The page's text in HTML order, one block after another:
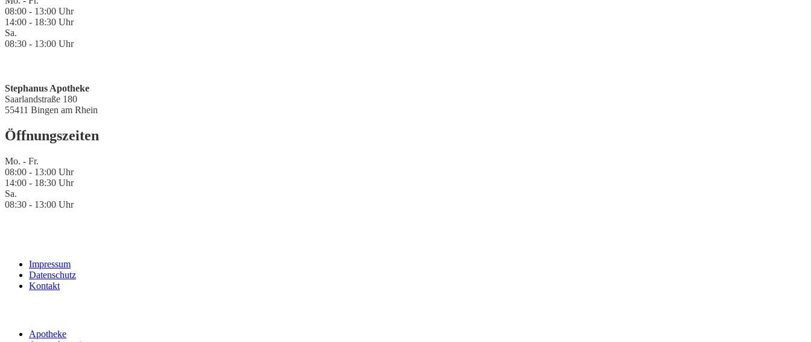
08:00 - 13:00 Uhr
14:00 - 18:30 Uhr
Sa.
08:30 - 13:00 Uhr
Stephanus Apotheke
Saarlandstraße 180
55411 Bingen am Rhein
Öffnungszeiten
Mo. - Fr.
08:00 - 13:00 Uhr
14:00 - 18:30 Uhr
Sa.
08:30 - 13:00 Uhr
Impressum
Datenschutz
Kontakt
Apotheke